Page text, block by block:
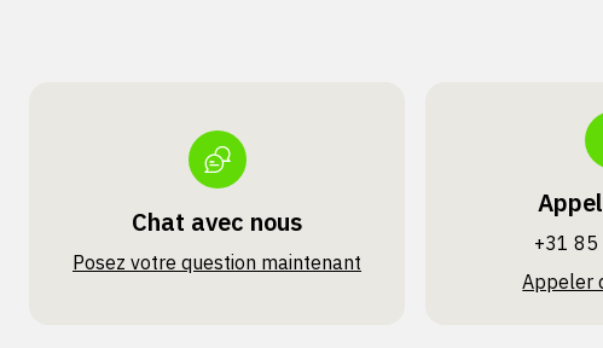
Chat avec nous
Posez votre question maintenant
+31
Appeler